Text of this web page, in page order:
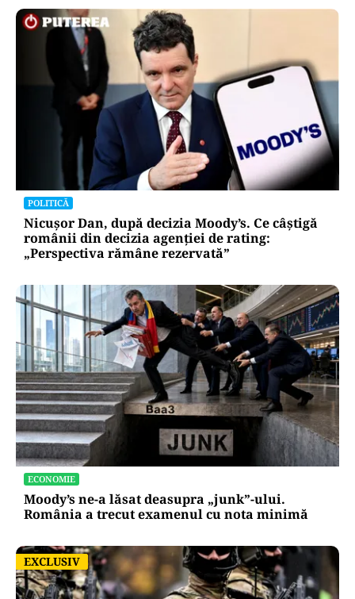
POLITICĂ
Nicușor Dan, după decizia Moody’s. Ce câștigă
românii din decizia agenției de rating:
„Perspectiva rămâne rezervată”
ECONOMIE
Moody’s ne-a lăsat deasupra „junk”-ului.
România a trecut examenul cu nota minimă
EXCLUSIV
EXCLUSIV